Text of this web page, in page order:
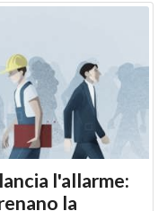
l'allarme:
la